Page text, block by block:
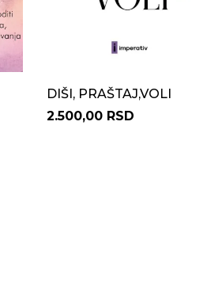
DIŠI, PRAŠTAJ,VOLI
2.500,00 RSD